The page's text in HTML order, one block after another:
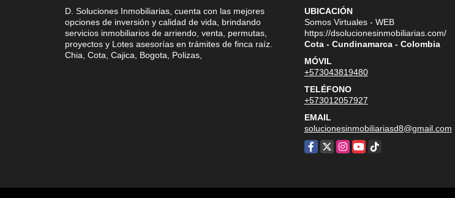
D. Soluciones Inmobiliarias, cuenta con las mejores
opciones de inversión y calidad de vida, brindando
servicios inmobiliarios de arriendo, venta, permutas,
proyectos y Lotes asesorías en trámites de finca raíz.
Chia, Cota, Cajica, Bogota, Polizas,
UBICACIÓN
Somos Virtuales - WEB
https://dsolucionesinmobiliarias.com/
Cota - Cundinamarca - Colombia
MÓVIL
+573043819480
TELÉFONO
+573012057927
EMAIL
solucionesinmobiliariasd8@gmail.com
Facebook
X Instagram
YouTube
TikTok